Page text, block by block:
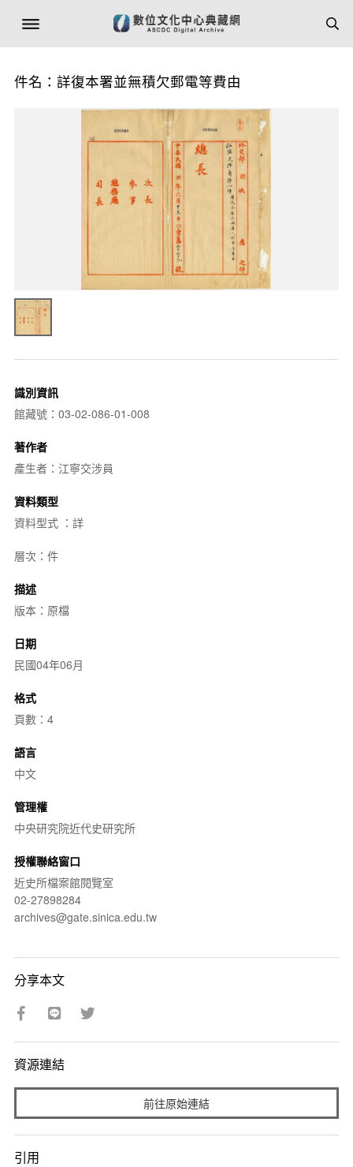
件名：詳復本署並無積欠郵電等費由
識別資訊
館藏號：03-02-086-01-008
著作者
產生者：江寧交涉員
資料類型
資料型式 ：詳
層次：件
描述
版本：原檔
日期
民國04年06月
格式
頁數：4
語言
中文
管理權
中央研究院近代史研究所
授權聯絡窗口
近史所檔案館閱覽室
02-27898284
archives@gate.sinica.edu.tw
分享本文
資源連結
前往原始連結
引用